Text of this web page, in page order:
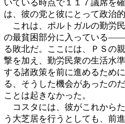
いている時点で１１７議席を
は、彼の党と彼にとって政治的
これは、ポルトガルの勤労
の最貧困部分に入っている
る敗北だ。ここには、ＰＳの
撃を加え、勤労民衆の生活水
する諸政策を前に進めるため
る、そうした機会があったの
ことは起きなかった。
コスタには、彼がこれから
う大芝居を行うとしても、前